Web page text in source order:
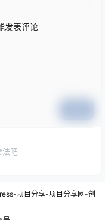
发表评论
法吧
项目分享-项目分享网-创